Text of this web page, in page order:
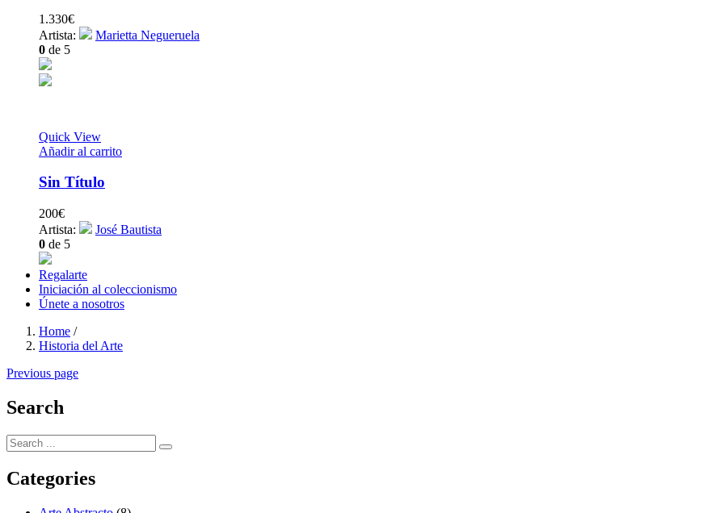
1.330€
Artista:
Marietta Negueruela
0 de 5
Quick View
Añadir al carrito
Sin Título
200€
Artista:
José Bautista
0 de 5
Regalarte
Iniciación al coleccionismo
Únete a nosotros
Home /
Historia del Arte
Previous page
Search
Categories